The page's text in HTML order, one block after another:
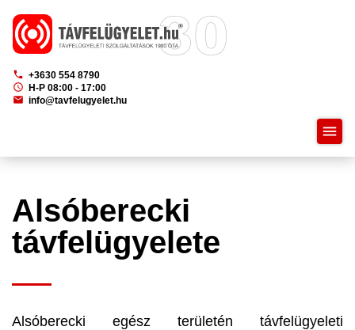
phone +3630 554 8790
schedule
H-P 08:00 - 17:00
mail info@tavfelugyelet.hu
menu
Alsóberecki
távfelügyelete
Alsóberecki egész területén távfelügyeleti